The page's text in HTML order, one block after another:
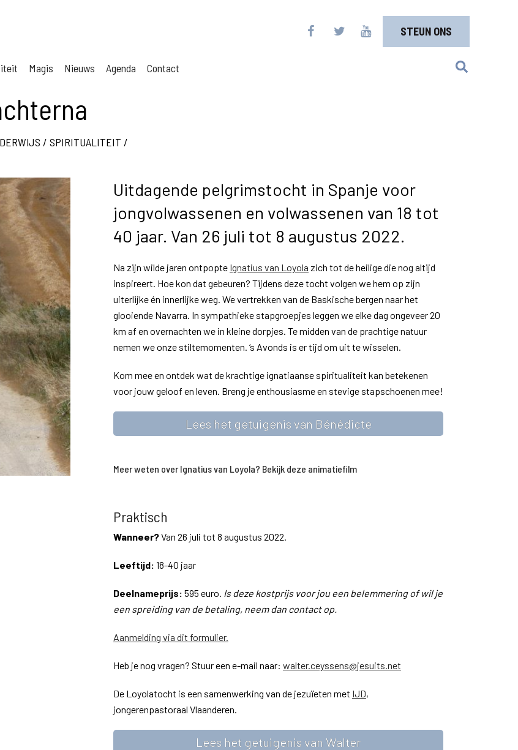
STEUN ONS
Magis Nieuws Agenda Contact
/ SPIRITUALITEIT /
Uitdagende pelgrimstocht in Spanje voor
jongvolwassenen en volwassenen van 18 tot
40 jaar. Van 26 juli tot 8 augustus 2022.
Na zijn wilde jaren ontpopte Ignatius van Loyola zich tot de heilige die nog altijd
inspireert. Hoe kon dat gebeuren? Tijdens deze tocht volgen we hem op zijn
uiterlijke én innerlijke weg. We vertrekken van de Baskische bergen naar het
glooiende Navarra. In sympathieke stapgroepjes leggen we elke dag ongeveer 20
km af en overnachten we in kleine dorpjes. Te midden van de prachtige natuur
nemen we onze stiltemomenten. ‘s Avonds is er tijd om uit te wisselen.
Kom mee en ontdek wat de krachtige ignatiaanse spiritualiteit kan betekenen
voor jouw geloof en leven. Breng je enthousiasme en stevige stapschoenen mee!
Lees het getuigenis van Bénédicte
Meer weten over Ignatius van Loyola? Bekijk deze animatiefilm
Praktisch
Wanneer?Van 26 juli tot 8 augustus 2022.
Leeftijd: 18-40 jaar
Deelnameprijs: 595 euro. Is deze kostprijs voor jou een belemmering of wil je
een spreiding van de betaling, neem dan contact op.
Aanmelding via dit formulier.
Heb je nog vragen? Stuur een e-mail naar: walter.ceyssens@jesuits.net
De Loyolatocht is een samenwerking van de jezuïeten met IJD,
jongerenpastoraal Vlaanderen.
Lees het getuigenis van Walter